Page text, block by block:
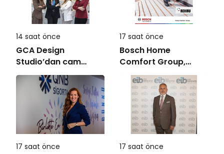
14 saat önce
GCA Design
Studio’dan cam
ambalaj tasarımında
bütüncül yaklaşım
17 saat önce
Bosch Home
Comfort Group,
REHAU Yerden Isıtma
Sistemleri’nin
Türkiye’deki tek
yetkili distribütörü
oldu
17 saat önce 17 saat önce